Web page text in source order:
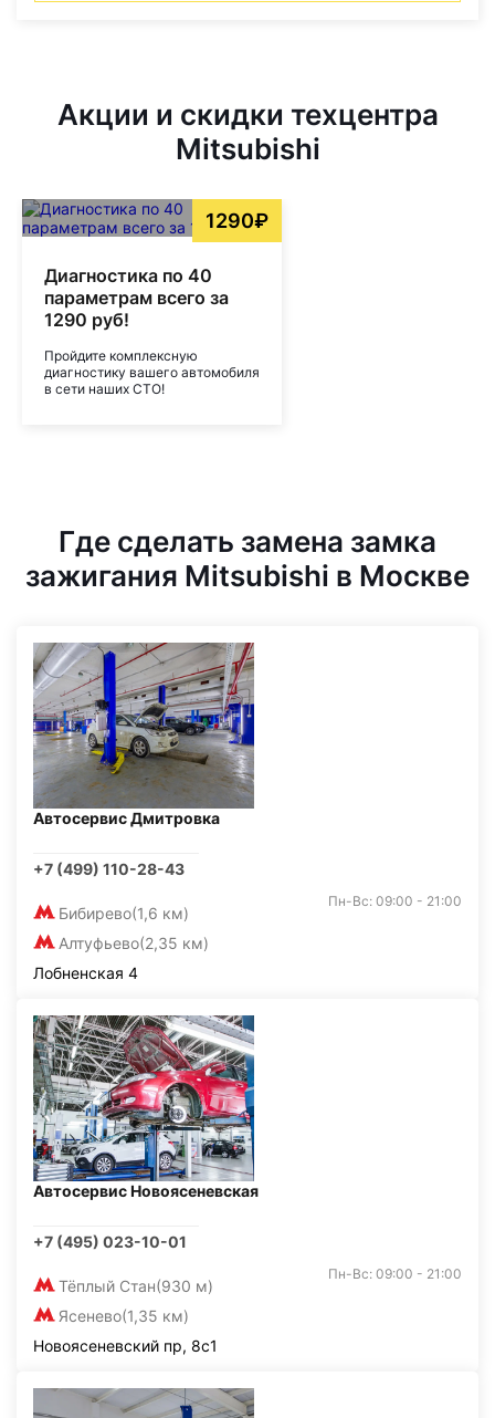
Акции и скидки техцентра
Mitsubishi
1290₽
Диагностика по 40
параметрам всего за
1290 руб!
Пройдите комплексную
диагностику вашего автомобиля
в сети наших СТО!
Где сделать замена замка
зажигания Mitsubishi в Москве
Автосервис Дмитровка
+7 (499) 110-28-43
Бибирево(1,6 км)
Алтуфьево(2,35 км)
Пн-Вс: 09:00 - 21:00
Лобненская 4
Автосервис Новоясеневская
+7 (495) 023-10-01
Тёплый Стан(930 м)
Ясенево(1,35 км)
Пн-Вс: 09:00 - 21:00
Новоясеневский пр, 8с1